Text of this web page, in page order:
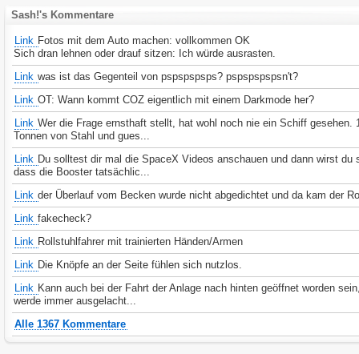
Sash!'s Kommentare
Link Fotos mit dem Auto machen: vollkommen OK
Sich dran lehnen oder drauf sitzen: Ich würde ausrasten.
Link was ist das Gegenteil von pspspspsps? pspspspspsn't?
Link OT: Wann kommt COZ eigentlich mit einem Darkmode her?
Link Wer die Frage ernsthaft stellt, hat wohl noch nie ein Schiff gesehen.
Tonnen von Stahl und gues...
Link Du solltest dir mal die SpaceX Videos anschauen und dann wirst du
dass die Booster tatsächlic...
Link der Überlauf vom Becken wurde nicht abgedichtet und da kam der
Link fakecheck?
Link Rollstuhlfahrer mit trainierten Händen/Armen
Link Die Knöpfe an der Seite fühlen sich nutzlos.
Link Kann auch bei der Fahrt der Anlage nach hinten geöffnet worden
werde immer ausgelacht...
Alle 1367 Kommentare